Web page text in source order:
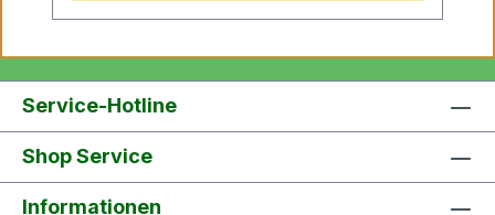
Service-Hotline
Shop Service
Informationen